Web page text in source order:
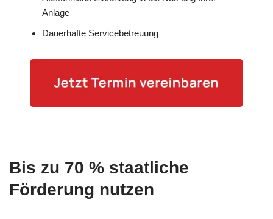
Anlage
Dauerhafte Servicebetreuung
Bis zu 70 % staatliche
Förderung nutzen